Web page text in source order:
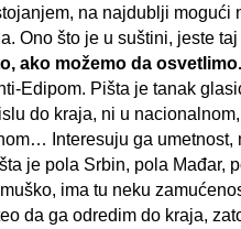
na najdublji mogući
Ono što je u suštini, jeste
ako možemo da osvetlimo.
Edipom. Pišta je tanak
do kraja, ni u
Interesuju ga
je pola Srbin, pola Mađar,
ima tu neku
da ga odredim do kraja,